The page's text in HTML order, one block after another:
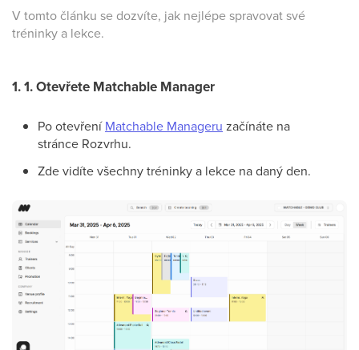
V tomto článku se dozvíte, jak nejlépe spravovat své
tréninky a lekce.
1. 1. Otevřete Matchable Manager
Po otevřeníMatchable Manageru začínáte na
stránce Rozvrhu.
Zde vidíte všechny tréninky a lekce na daný den.